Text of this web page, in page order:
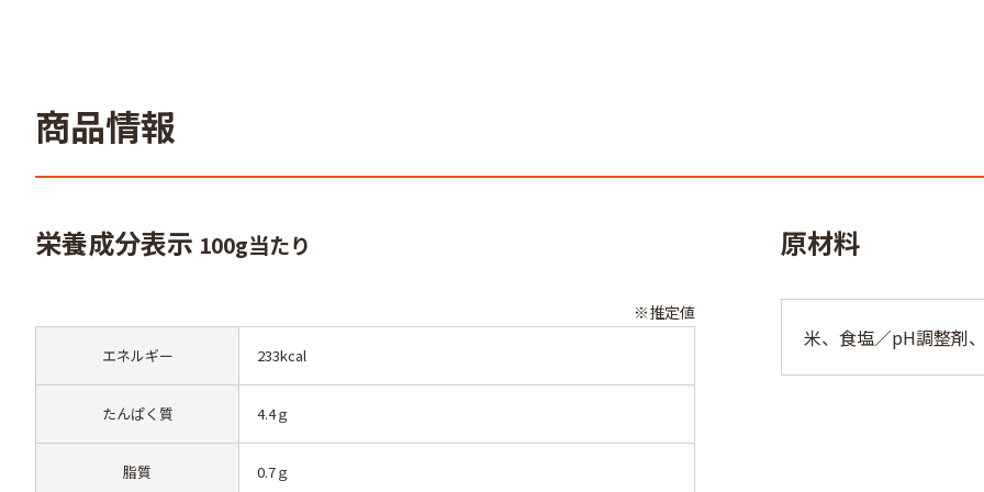
商品情報
栄養成分表示 100g当たり
※推定値
エネルギー 233kcal
たんぱく質 4.4ｇ
脂質 0.7ｇ
原材料
米、食塩／pH調整剤